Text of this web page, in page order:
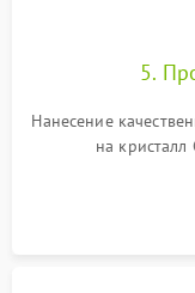
5.
Нанесение
на
термопрокладок
питания. Монтаж